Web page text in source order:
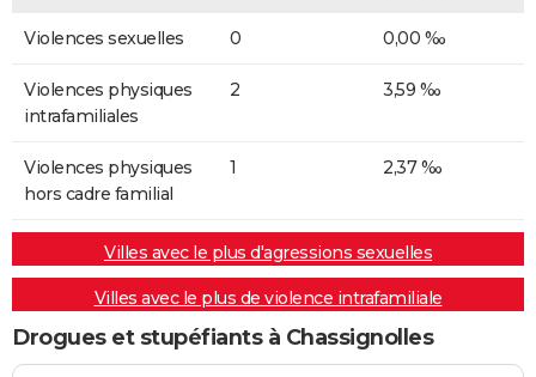
Violences sexuelles 0 0,00 ‰
Violences physiques
intrafamiliales
2 3,59 ‰
Violences physiques
hors cadre familial
1 2,37 ‰
Villes avec le plus d'agressions sexuelles
Villes avec le plus de violence intrafamiliale
Drogues et stupéfiants à Chassignolles